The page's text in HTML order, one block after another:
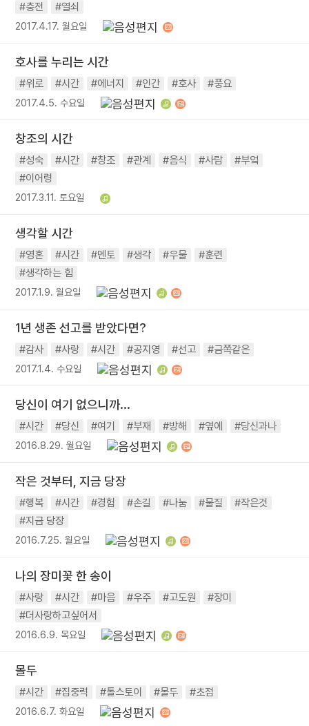
#충전
#열쇠
2017.4.17. 월요일
호사를 누리는 시간
#위로 #시간 #에너지 #인간 #호사 #풍요
2017.4.5. 수요일
창조의 시간
#성숙 #시간 #창조 #관계 #음식 #사람
#부엌
#이어령
2017.3.11. 토요일
생각할 시간
#영혼 #시간 #멘토 #생각 #우물
#훈련
#생각하는 힘
2017.1.9. 월요일
1년 생존 선고를 받았다면?
#감사 #사랑 #시간 #공지영 #선고 #금쪽같은
2017.1.4. 수요일
당신이 여기 없으니까...
#시간 #당신 #여기 #부재 #방해 #옆에 #당신과나
2016.8.29. 월요일
작은 것부터, 지금 당장
#행복 #시간 #경험 #손길 #나눔 #물질
#작은것
#지금 당장
2016.7.25. 월요일
나의 장미꽃 한 송이
#사랑 #시간 #마음 #우주 #고도원
#장미
#더사랑하고싶어서
2016.6.9. 목요일
몰두
#시간 #집중력 #톨스토이 #몰두 #초점
2016.6.7. 화요일